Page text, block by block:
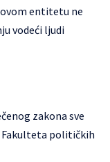
entitetu ne
vodeći ljudi
zakona sve
Fakulteta političkih